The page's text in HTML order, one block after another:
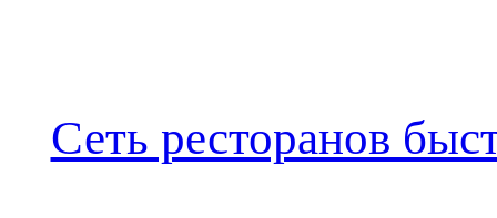
Сеть ресторанов